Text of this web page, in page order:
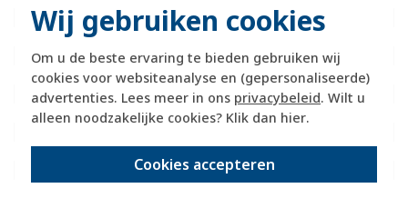
Wij gebruiken cookies
Om u de beste ervaring te bieden gebruiken wij
cookies voor websiteanalyse en (gepersonaliseerde)
advertenties. Lees meer in ons privacybeleid. Wilt u
alleen noodzakelijke cookies? Klik dan hier.
Cookies accepteren
Tekstveld/beschrijvingsvlak
Ja
Materiaalkwaliteit
Thermoplast
Materiaal
Kunststof
Bevestigingswijze
Klembevestiging
Montagerichting
Horizontaal
RAL-nummer (vergelijkbaar)
7021
Beschermingsgraad (IP)
IP20
Geschikt voor vloerpot
Ja